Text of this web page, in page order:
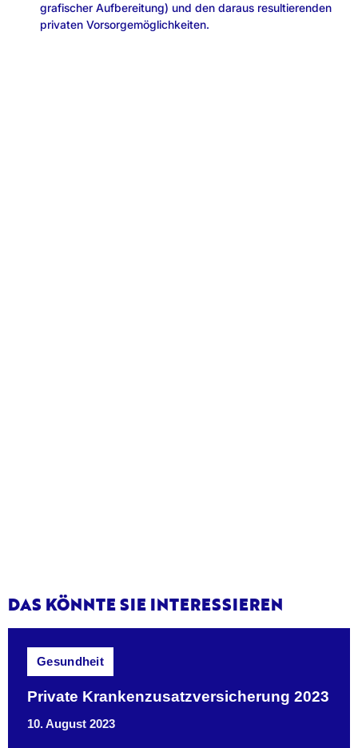
grafischer Aufbereitung) und den daraus resultierenden
privaten Vorsorgemöglichkeiten.
DAS KÖNNTE SIE INTERESSIEREN
Gesundheit
Private Krankenzusatzversicherung 2023
10. August 2023